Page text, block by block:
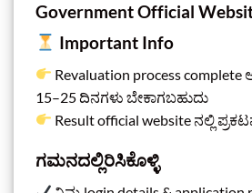
Government Official
Important Info
Revaluation process complete
15–25 ದಿನಗಳು ಬೇಕಾಗಬಹುದು
Result official website ನಲ್ಲಿ
ಗಮನದಲ್ಲಿರಿಸಿಕೊಳ್ಳಿ